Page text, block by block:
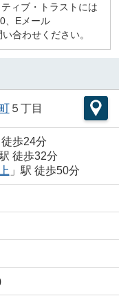
ィブ・トラストには
、Eメール
合わせください。
５丁目
歩24分
駅 徒歩32分
」駅 徒歩50分